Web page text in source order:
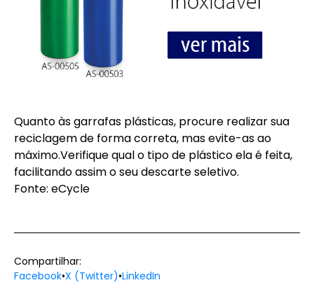
Quanto às garrafas plásticas, procure realizar sua
reciclagem de forma correta, mas evite-as ao
máximo.Verifique qual o tipo de plástico ela é feita,
facilitando assim o seu descarte seletivo.
Fonte: eCycle
Compartilhar:
Facebook•X (Twitter)•LinkedIn